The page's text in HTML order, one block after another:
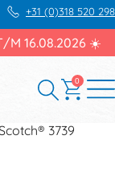
+31 (0)318 520 298
M 16.08.2026 ☀️
0
3739